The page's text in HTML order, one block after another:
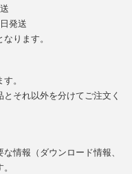
発送
ります。
。
それ以外を分けてご注文く
情報（ダウンロード情報、